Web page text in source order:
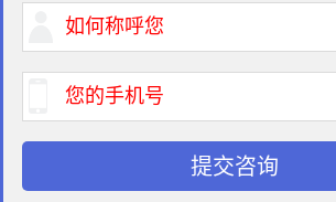
免
一、项目名
二、法定
提交咨询